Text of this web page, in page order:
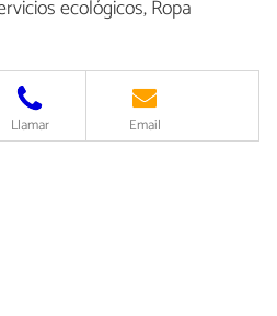
ecológicos, Ropa
Llamar Email